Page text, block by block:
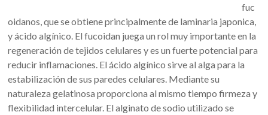
fuc
oidanos, que se obtiene principalmente de laminaria japonica,
y ácido algínico. El fucoidan juega un rol muy importante en la
regeneración de tejidos celulares y es un fuerte potencial para
reducir inflamaciones. El ácido algínico sirve al alga para la
estabilización de sus paredes celulares. Mediante su
naturaleza gelatinosa proporciona al mismo tiempo firmeza y
flexibilidad intercelular. El alginato de sodio utilizado se